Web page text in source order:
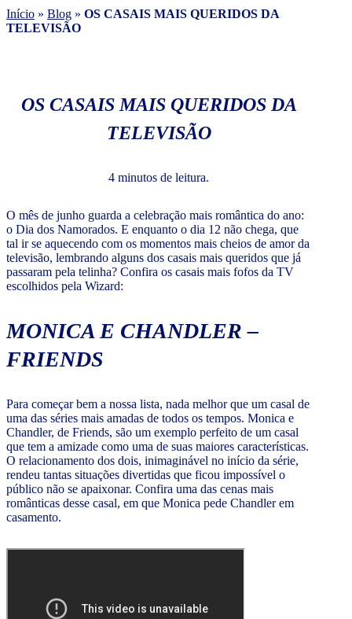
Início » Blog » OS CASAIS MAIS QUERIDOS DA
TELEVISÃO
OS CASAIS MAIS QUERIDOS DA
TELEVISÃO
4 minutos de leitura.
O mês de junho guarda a celebração mais romântica do ano:
o Dia dos Namorados. E enquanto o dia 12 não chega, que
tal ir se aquecendo com os momentos mais cheios de amor da
televisão, lembrando alguns dos casais mais queridos que já
passaram pela telinha? Confira os casais mais fofos da TV
escolhidos pela Wizard:
MONICA E CHANDLER –
FRIENDS
Para começar bem a nossa lista, nada melhor que um casal de
uma das séries mais amadas de todos os tempos. Monica e
Chandler, de Friends, são um exemplo perfeito de um casal
que tem a amizade como uma de suas maiores características.
O relacionamento dos dois, inimaginável no início da série,
rendeu tantas situações divertidas que ficou impossível o
público não se apaixonar. Confira uma das cenas mais
românticas desse casal, em que Monica pede Chandler em
casamento.